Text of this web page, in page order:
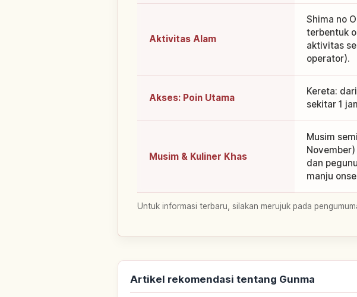
Aktivitas Alam
Shima no
terbentuk
aktivitas
operator).
Akses: Poin Utama
Kereta:
sekitar 1
Musim & Kuliner Khas
Musim
dan
manju
Untuk informasi terbaru, silakan merujuk pada
Artikel rekomendasi tentang Gunma